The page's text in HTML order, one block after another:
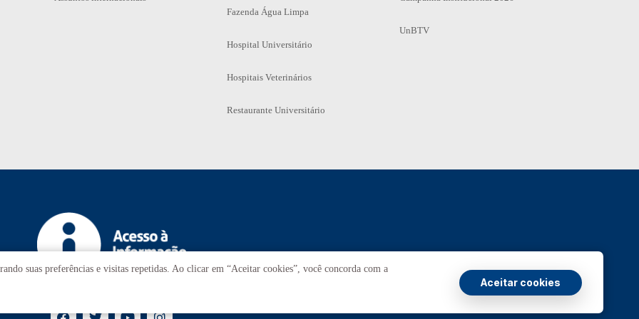
Fazenda Água Limpa
Hospital Universitário
Hospitais Veterinários
Restaurante Universitário
UnBTV
Transparência e Prestação de Contas
suas preferências e visitas repetidas. Ao clicar em “Aceitar cookies”, você concorda com a
Aceitar cookies